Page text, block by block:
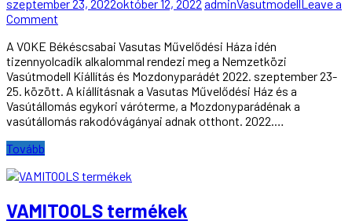
szeptember 23, 2022október 12, 2022 adminVasutmodell
Leave a
Comment
Nemzetközi
Vasútmodell
Kiállítás
és
Mozdonyparádé
A VOKE Békéscsabai Vasutas Művelődési Háza idén
tizennyolcadik alkalommal rendezi meg a Nemzetközi
Vasútmodell Kiállítás és Mozdonyparádét 2022. szeptember 23-
25. között. A kiállításnak a Vasutas Művelődési Ház és a
Vasútállomás egykori váróterme, a Mozdonyparádénak a
vasútállomás rakodóvágányai adnak otthont. 2022.…
Tovább
VAMITOOLS termékek